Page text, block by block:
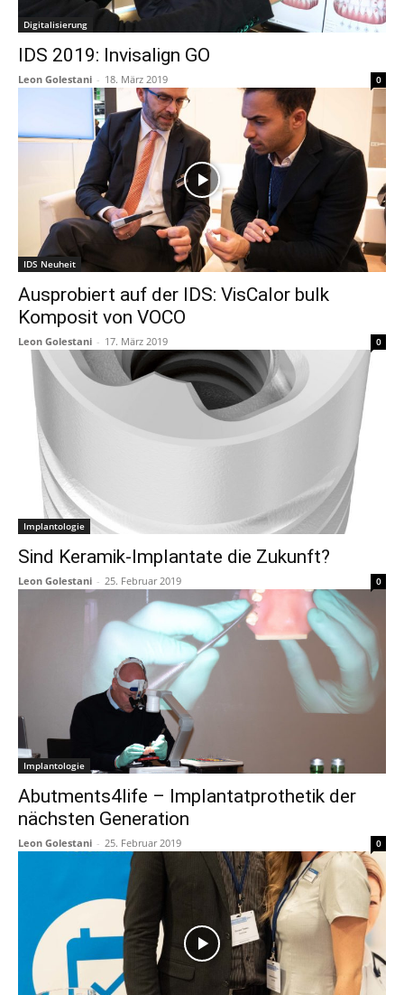
Digitalisierung
IDS 2019: Invisalign GO
Leon Golestani - 18. März 2019 0
IDS Neuheit
Ausprobiert auf der IDS: VisCalor bulk
Komposit von VOCO
Leon Golestani - 17. März 2019 0
Implantologie
Sind Keramik-­Implantate die Zukunft?
Leon Golestani - 25. Februar 2019 0
Implantologie
Abutments4life – Implantatprothetik der
nächsten Generation
Leon Golestani - 25. Februar 2019 0